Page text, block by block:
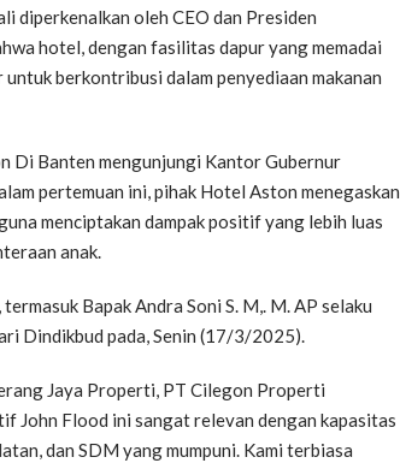
diperkenalkan oleh CEO dan Presiden
hotel, dengan fasilitas dapur yang memadai
berkontribusi dalam penyediaan makanan
Di Banten mengunjungi Kantor Gubernur
pertemuan ini, pihak Hotel Aston menegaskan
menciptakan dampak positif yang lebih luas
anak.
Bapak Andra Soni S. M,. M. AP selaku
Dindikbud pada, Senin (17/3/2025).
Jaya Properti, PT Cilegon Properti
John Flood ini sangat relevan dengan kapasitas
dan SDM yang mumpuni. Kami terbiasa